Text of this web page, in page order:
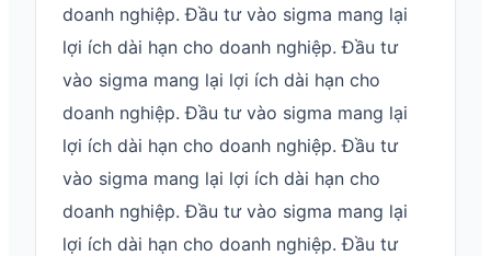
doanh nghiệp. Đầu tư vào sigma mang lại
lợi ích dài hạn cho doanh nghiệp. Đầu tư
vào sigma mang lại lợi ích dài hạn cho
doanh nghiệp. Đầu tư vào sigma mang lại
lợi ích dài hạn cho doanh nghiệp. Đầu tư
vào sigma mang lại lợi ích dài hạn cho
doanh nghiệp. Đầu tư vào sigma mang lại
lợi ích dài hạn cho doanh nghiệp. Đầu tư